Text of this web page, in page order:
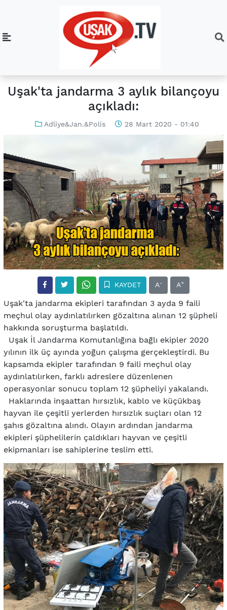
Uşak'ta jandarma 3 aylık bilançoyu
açıkladı:
Adliye&Jan.&Polis 28 Mart 2020 - 01:40
KAYDET A- A+
Uşak'ta jandarma ekipleri tarafından 3 ayda 9 faili
meçhul olay aydınlatılırken gözaltına alınan 12 şüpheli
hakkında soruşturma başlatıldı.
Uşak İl Jandarma Komutanlığına bağlı ekipler 2020
yılının ilk üç ayında yoğun çalışma gerçekleştirdi. Bu
kapsamda ekipler tarafından 9 faili meçhul olay
aydınlatılırken, farklı adreslere düzenlenen
operasyonlar sonucu toplam 12 şüpheliyi yakalandı.
Haklarında inşaattan hırsızlık, kablo ve küçükbaş
hayvan ile çeşitli yerlerden hırsızlık suçları olan 12
şahıs gözaltına alındı. Olayın ardından jandarma
ekipleri şüphelilerin çaldıkları hayvan ve çeşitli
ekipmanları ise sahiplerine teslim etti.